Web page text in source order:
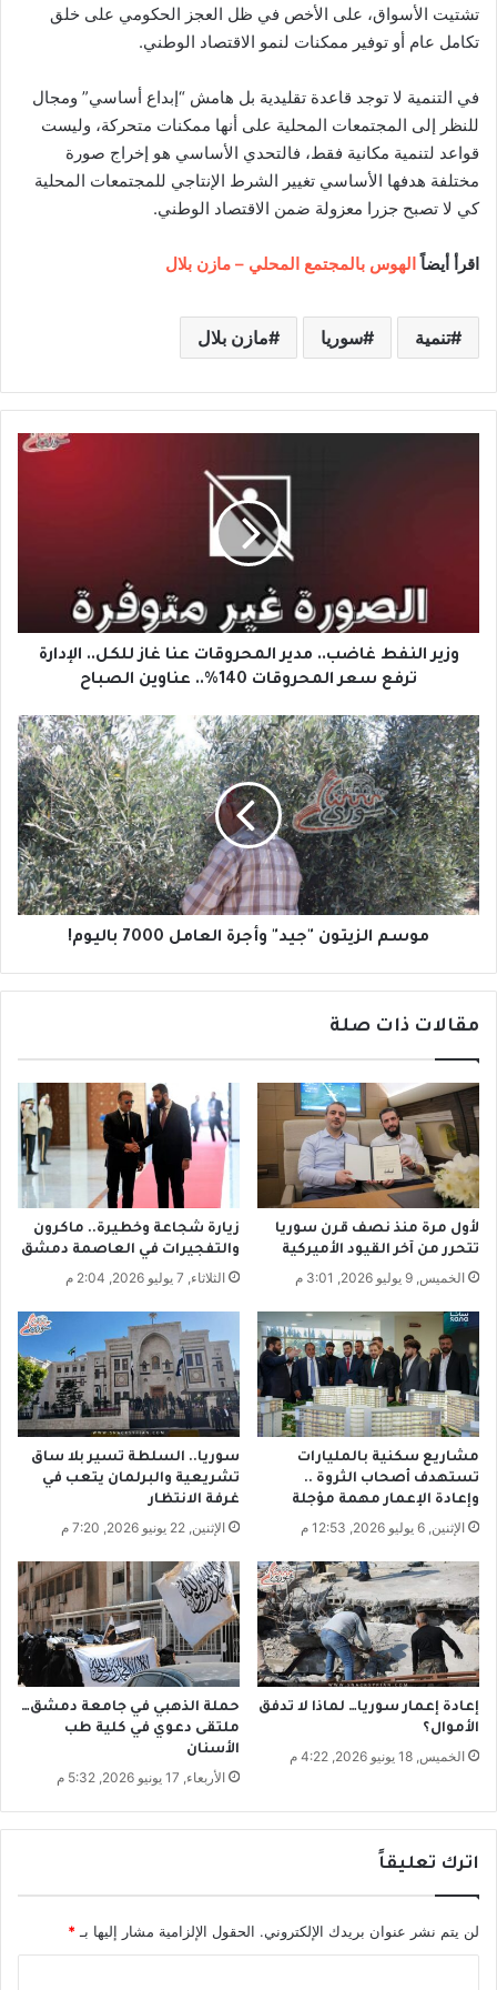
تشتيت الأسواق، على الأخص في ظل العجز الحكومي على خلق
تكامل عام أو توفير ممكنات لنمو الاقتصاد الوطني.
في التنمية لا توجد قاعدة تقليدية بل هامش “إبداع أساسي” ومجال
للنظر إلى المجتمعات المحلية على أنها ممكنات متحركة، وليست
قواعد لتنمية مكانية فقط، فالتحدي الأساسي هو إخراج صورة
مختلفة هدفها الأساسي تغيير الشرط الإنتاجي للمجتمعات المحلية
كي لا تصبح جزرا معزولة ضمن الاقتصاد الوطني.
اقرأ أيضاً الهوس بالمجتمع المحلي – مازن بلال
تنمية سوريا مازن بلال
ط
ب
.
.
م
د
ي
ر
ا
ل
ق
ع
ن
غ
ا
ز
ل
ك
ل
.
.
ا
ل
إ
ا
ر
ة
ر
ف
ع
س
ع
ر
ا
ل
م
ا
ت
4
0
وزير النفط غاضب.. مدير المحروقات عنا غاز للكل.. الإدارة
ترفع سعر المحروقات 140%.. عناوين الصباح
م
و
س
م
ا
ل
ز
ي
ت
ي
أ
ج
ر
ة
ل
ا
م
ل
7
0
0
0
ب
ا
ل
ي
م
!
موسم الزيتون "جيد" وأجرة العامل 7000 باليوم!
مقالات ذات صلة
لأول مرة منذ نصف قرن سوريا
تتحرر من آخر القيود الأميركية
الخميس, 9 يوليو 2026, 3:01 م
زيارة شجاعة وخطيرة.. ماكرون
والتفجيرات في العاصمة دمشق
الثلاثاء, 7 يوليو 2026, 2:04 م
مشاريع سكنية بالمليارات
تستهدف أصحاب الثروة ..
وإعادة الإعمار مهمة مؤجلة
الإثنين, 6 يوليو 2026, 12:53 م
سوريا.. السلطة تسير بلا ساق
تشريعية والبرلمان يتعب في
غرفة الانتظار
الإثنين, 22 يونيو 2026, 7:20 م
إعادة إعمار سوريا… لماذا لا تدفق
الأموال؟
الخميس, 18 يونيو 2026, 4:22 م
حملة الذهبي في جامعة دمشق…
ملتقى دعوي في كلية طب
الأسنان
الأربعاء, 17 يونيو 2026, 5:32 م
اترك تعليقاً
لن يتم نشر عنوان بريدك الإلكتروني. الحقول الإلزامية مشار إليها بـ *